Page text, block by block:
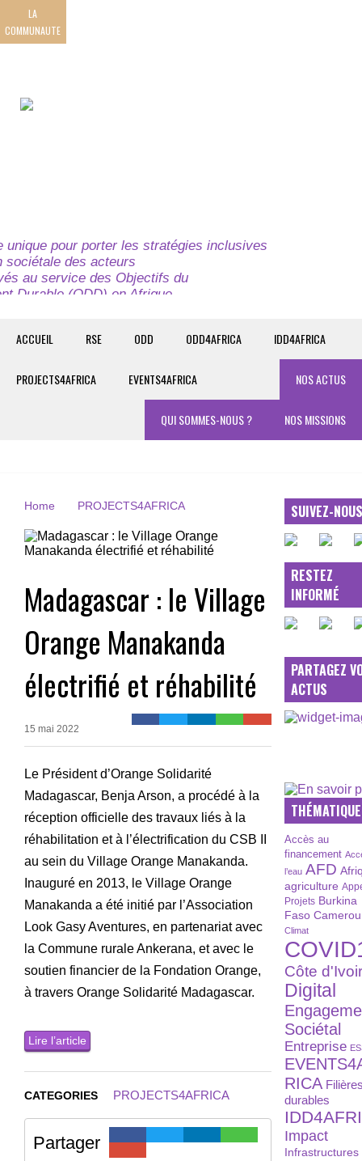
LA
COMMUNAUTE
unique pour porter les stratégies inclusives
sociétale des acteurs
au service des Objectifs du
Durable (ODD) en Afrique.
ACCUEIL RSE ODD ODD4AFRICA IDD4AFRICA
PROJECTS4AFRICA EVENTS4AFRICA NOS ACTUS
NOS MISSIONS
QUI SOMMES-NOUS ?
Home PROJECTS4AFRICA
Madagascar : le Village
Orange Manakanda
électrifié et réhabilité
15 mai 2022
Le Président d’Orange Solidarité
Madagascar, Benja Arson, a procédé à la
réception officielle des travaux liés à la
réhabilitation et à l’électrification du CSB II
au sein du Village Orange Manakanda.
Inauguré en 2013, le Village Orange
Manakanda a été initié par l’Association
Look Gasy Aventures, en partenariat avec
la Commune rurale Ankerana, et avec le
soutien financier de la Fondation Orange,
à travers Orange Solidarité Madagascar.
Lire l’article
CATEGORIES PROJECTS4AFRICA
Partager
SUIVEZ-
RESTEZ
INFORMÉ
PARTAGEZ
ACTUS
Accès au
financement
l’eau AFD
agriculture
Projets Burkina
Faso
Climat
Côte
Digital
Sociétal
Entreprise
RICA
durables
Impact
Infrastructures